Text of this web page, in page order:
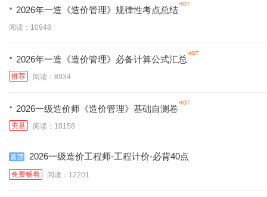
· 2026年一造《造价管理》规律性考点总结
阅读：10948
· 2026年一造《造价管理》必备计算公式汇总
推荐 阅读：8934
· 2026一级造价师《造价管理》基础自测卷
夯基 阅读：10158
2026一级造价工程师-工程计价-必背40点
免费畅看 阅读：12201